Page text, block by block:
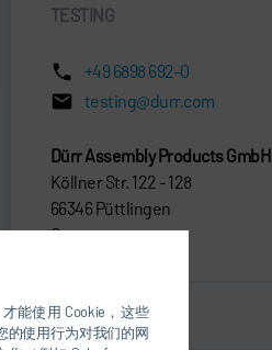
能使用 Cookie，这些
的使用行为对我们的网
TESTING
+49 6898 692-0
testing@durr.com
Dürr Assembly Products GmbH
Köllner Str. 122 - 128
66346 Püttlingen
Germany
名片.vcf